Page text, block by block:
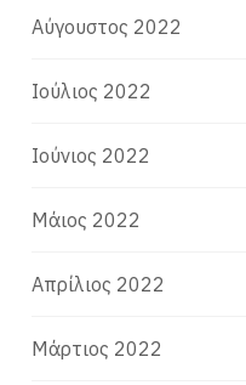
Αύγουστος 2022
Ιούλιος 2022
Ιούνιος 2022
Μάιος 2022
Απρίλιος 2022
Μάρτιος 2022